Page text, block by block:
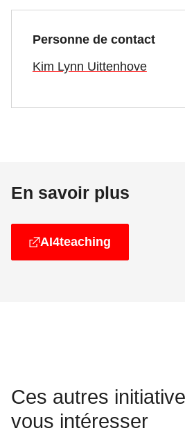
Personne de contact
Kim Lynn Uittenhove
En savoir plus
AI4teaching
Ces autres
vous intéresser